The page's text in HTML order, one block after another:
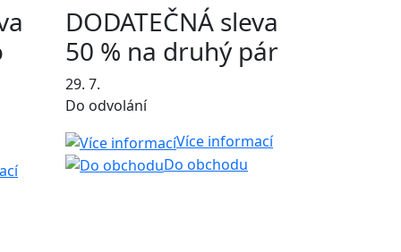
DODATEČNÁ sleva
50 % na druhý pár
29. 7.
Do odvolání
Více informací
Do obchodu